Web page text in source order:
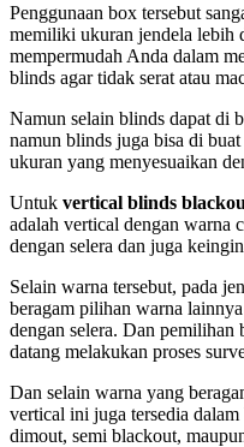
Penggunaan box tersebut
memiliki ukuran jendela lebih
mempermudah Anda dalam
blinds agar tidak serat atau
Namun selain blinds dapat di
namun blinds juga bisa di
ukuran yang menyesuaikan
Untuk vertical blinds
adalah vertical dengan warna
dengan selera dan juga
Selain warna tersebut, pada
beragam pilihan warna
dengan selera. Dan pemilihan
datang melakukan proses
Dan selain warna yang
vertical ini juga tersedia
dimout, semi blackout,